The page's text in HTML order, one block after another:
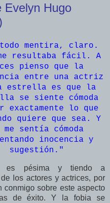
Evelyn Hugo
mentira, claro.
resultaba fácil. A
pienso que la
entre una actriz
estrella es que la
se siente cómoda
exactamente lo que
quiere que sea. Y
me sentía cómoda
inocencia y
sugestión. "
es pésima y tiendo a
los actores y actrices, por
conmigo sobre este aspecto
de éxito. Y la fobia se